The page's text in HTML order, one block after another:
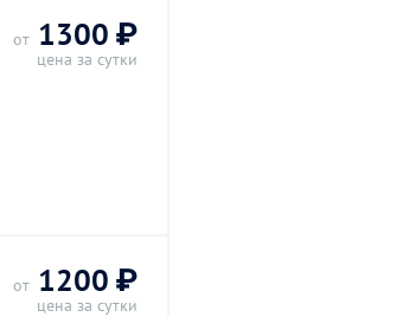
от 1300 ₽
цена за сутки
от 1200 ₽
цена за сутки